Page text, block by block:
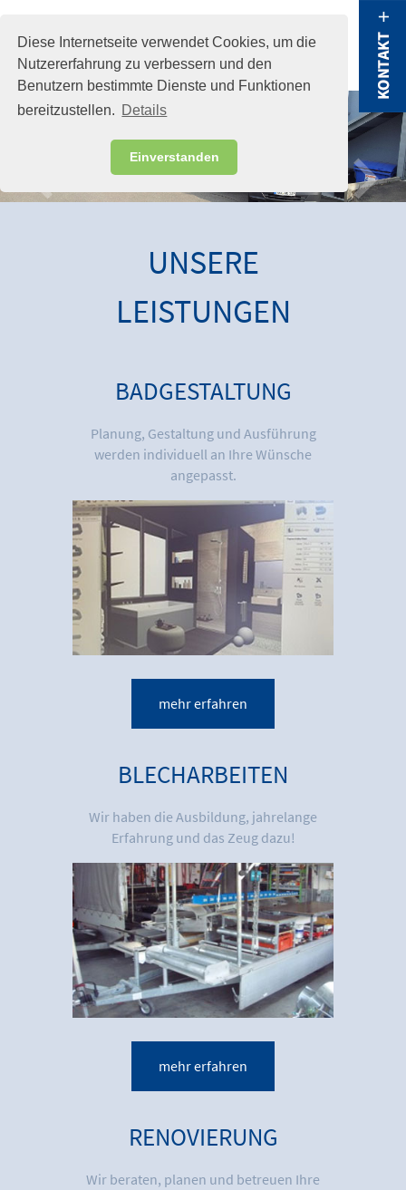
Diese Internetseite verwendet Cookies, um die
Nutzererfahrung zu verbessern und den
Benutzern bestimmte Dienste und Funktionen
bereitzustellen. Details
Einverstanden
menu
UNSERE
LEISTUNGEN
BADGESTALTUNG
Planung, Gestaltung und Ausführung
werden individuell an Ihre Wünsche
angepasst.
mehr erfahren
BLECHARBEITEN
Wir haben die Ausbildung, jahrelange
Erfahrung und das Zeug dazu!
mehr erfahren
RENOVIERUNG
Wir beraten, planen und betreuen Ihre